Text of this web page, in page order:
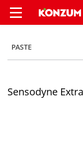
PASTE
Sensodyne